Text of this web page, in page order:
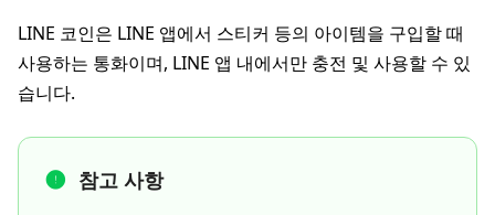
LINE 코인은 LINE 앱에서 스티커 등의 아이템을 구입할 때
사용하는 통화이며, LINE 앱 내에서만 충전 및 사용할 수 있
습니다.
참고 사항